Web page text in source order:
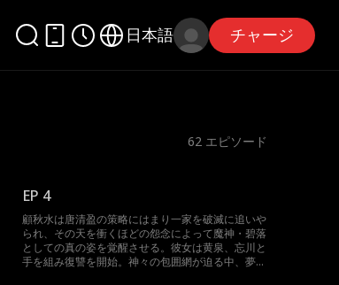
日本語 チャージ
62 エピソード
EP 4
顧秋水は唐清盈の策略にはまり一家を破滅に追いや
られ、その天を衝くほどの怨念によって魔神・碧落
としての真の姿を覚醒させる。彼女は黄泉、忘川と
手を組み復讐を開始。神々の包囲網が迫る中、夢境